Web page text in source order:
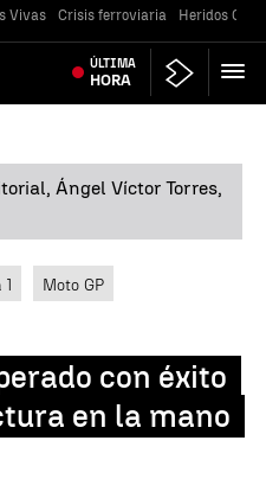
Vivas Crisis ferroviaria Heridos
ÚLTIMA
HORA
Ángel Víctor Torres,
Moto GP
con éxito
en la mano